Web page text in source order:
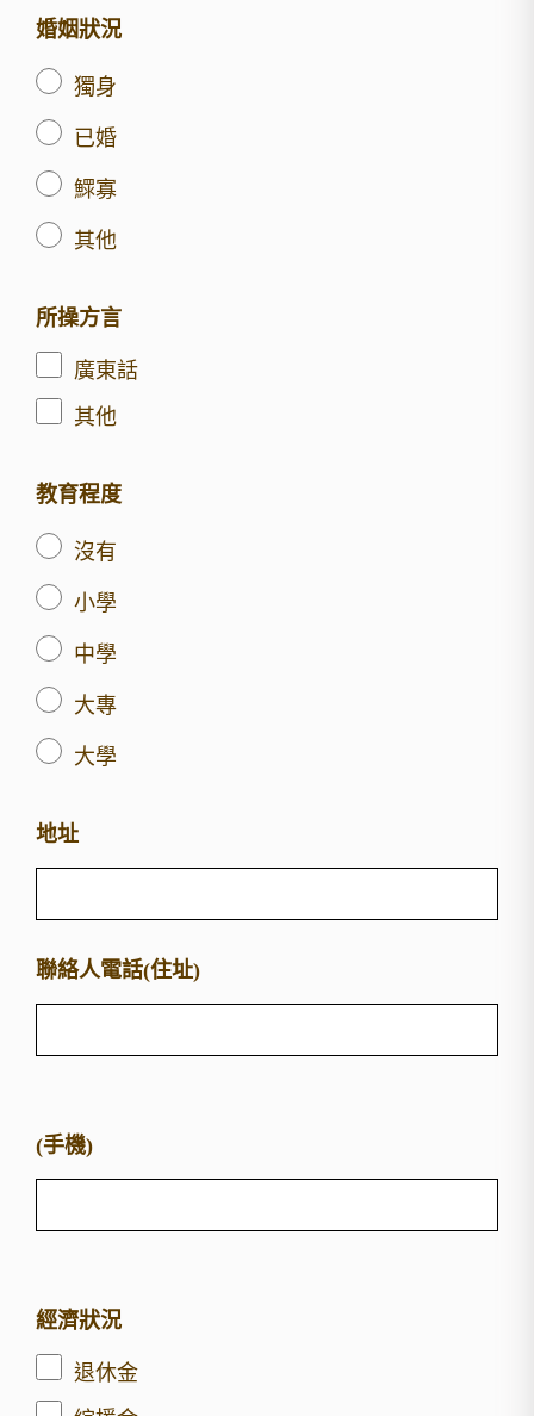
婚姻狀況
獨身
已婚
鰥寡
其他
所操方言
廣東話
其他
教育程度
沒有
小學
中學
大專
大學
地址
聯絡人電話(住址)
(手機)
經濟狀況
退休金